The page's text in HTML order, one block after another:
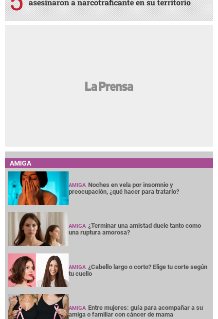
asesinaron a narcotraficante en su territorio
AMIGA
AMIGA Noches en vela por insomnio y
preocupación, ¿qué hacer para tratarlo?
AMIGA ¿Terminar una amistad duele tanto como
una ruptura amorosa?
AMIGA ¿Cabello largo o corto? Elige tu corte según
tu cuello
AMIGA Entre mujeres: guía para acompañar a su
amiga o familiar con cáncer de mama